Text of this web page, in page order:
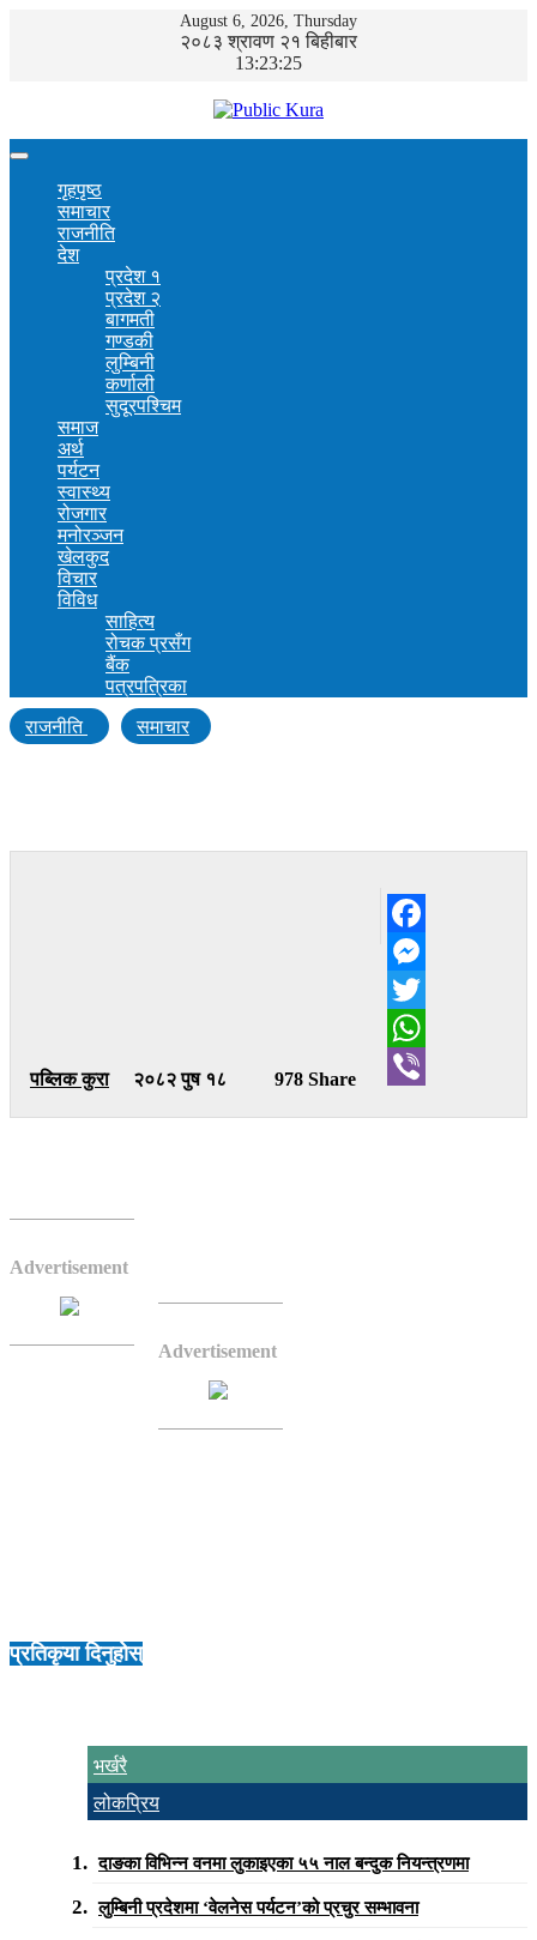
August 6, 2026, Thursday
२०८३ श्रावण २१ बिहीबार
13:23:25
गृहपृष्ठ
समाचार
राजनीति
देश
प्रदेश १
प्रदेश २
बागमती
गण्डकी
लुम्बिनी
कर्णाली
सुदूरपश्चिम
समाज
अर्थ
पर्यटन
स्वास्थ्य
रोजगार
मनोरञ्जन
खेलकुद
विचार
विविध
साहित्य
रोचक प्रसँग
बैंक
पत्रपत्रिका
राजनीति
समाचार
पब्लिक कुरा २०८२ पुष १८ 978 Share
Facebook
Messenger
Twitter
WhatsApp
Advertisement
Advertisement
प्रतिकृया दिनुहोस्
भर्खरै
लोकप्रिय
दाङका विभिन्न वनमा लुकाइएका ५५ नाल बन्दुक नियन्त्रणमा
लुम्बिनी प्रदेशमा ‘वेलनेस पर्यटन’को प्रचुर सम्भावना